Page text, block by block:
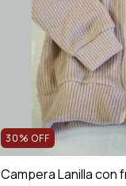
30%OFF
Campera Lanilla con